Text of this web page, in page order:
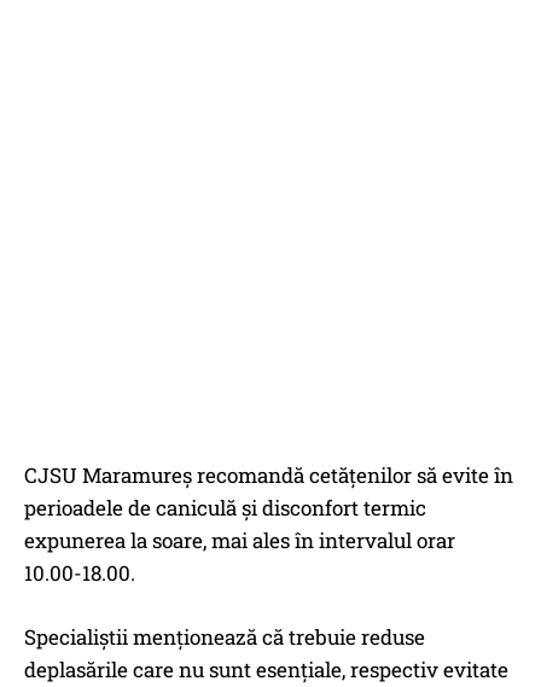
CJSU Maramureș recomandă cetățenilor să evite în
perioadele de caniculă și disconfort termic
expunerea la soare, mai ales în intervalul orar
10.00-18.00.
Specialiștii menționează că trebuie reduse
deplasările care nu sunt esențiale, respectiv evitate